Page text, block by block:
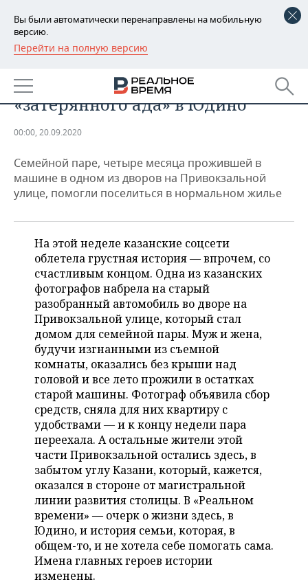
Вы были автоматически перенаправлены на мобильную
версию.
Перейти на полную версию
РЕГИОНЫ
БАШКОРТОСТАН
ТАТАРСТАН
НОВОСТИ
АНАЛИТИКА
ДЕКЛАРАЦИИ О ДОХОДАХ
ВУЗЫ ТАТАРСТАНА
КОМУ ПРИНАДЛЕЖАТ
ТОРГОВЫЕ ЦЕНТРЫ
ТАТАРСТАНА
НОВОСТИ ЭКОНОМИКИ
БАНКИ
БЮДЖЕТ
ИНВЕСТИЦИИ
ПРОМЫШЛЕННОСТЬ
АГРОПРОМ
МАШИНОСТРОЕНИЕ
НЕФТЕХИМИЯ
НЕФТЬ
ОПК
ЭНЕРГЕТИКА
НОВОСТИ НЕДВИЖИМОСТИ
АВТО
НОВОСТИ АВТО
БИЗНЕС
НОВОСТИ БИЗНЕСА
РОЗНИЧНАЯ ТОРГОВЛЯ
ТРАНСПОРТ
УСЛУГИ
ТЕХНОЛОГИИ
НОВОСТИ ТЕХНОЛОГИЙ
МЕДИА
ТЕЛЕКОММУНИКАЦИИ
МЕРОПРИЯТИЯ
НОВОСТИ МЕРОПРИЯТИЙ
ВЫЕЗДНАЯ РЕДАКЦИЯ
БИЗНЕС-БРАНЧИ
ONLINE-КОНФЕРЕНЦИИ
ОТКРЫТАЯ ЛЕКЦИЯ
СПОРТ
НОВОСТИ СПОРТА
ФУТБОЛ
ХОККЕЙ
БАСКЕТБОЛ
ВОЛЕЙБОЛ
КИБЕРСПОРТ
ОБЩЕСТВО
НОВОСТИ ОБЩЕСТВА
ВЛАСТЬ
ИНФРАСТРУКТУРА
ИСТОРИЯ
КУЛЬТУРА
ФОТОГАЛЕРЕЯ
СЮЖЕТЫ
СПРАВОЧНИК
СПИСОК ПЕРСОН
СПИСОК КОМПАНИЙ
ПОЛНАЯ ВЕРСИЯ
Как живут обитатели
«затерянного ада» в Юдино
00:00, 20.09.2020
Семейной паре, четыре месяца прожившей в
машине в одном из дворов на Привокзальной
улице, помогли поселиться в нормальном жилье
На этой неделе казанские соцсети
облетела грустная история — впрочем, со
счастливым концом. Одна из казанских
фотографов набрела на старый
разобранный автомобиль во дворе на
Привокзальной улице, который стал
домом для семейной пары. Муж и жена,
будучи изгнанными из съемной
комнаты, оказались без крыши над
головой и все лето прожили в остатках
старой машины. Фотограф объявила сбор
средств, сняла для них квартиру с
удобствами — и к концу недели пара
переехала. А остальные жители этой
части Привокзальной остались здесь, в
забытом углу Казани, который, кажется,
оказался в стороне от магистральной
линии развития столицы. В «Реальном
времени» — очерк о жизни здесь, в
Юдино, и история семьи, которая, в
общем-то, и не хотела себе помогать сама.
Имена главных героев истории
изменены.